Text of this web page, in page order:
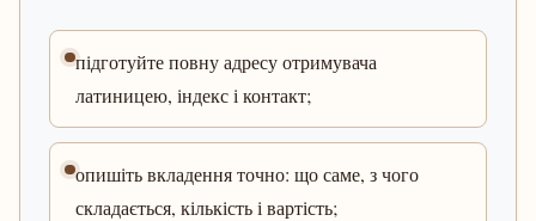
підготуйте повну адресу отримувача
латиницею, індекс і контакт;
опишіть вкладення точно: що саме, з чого
складається, кількість і вартість;